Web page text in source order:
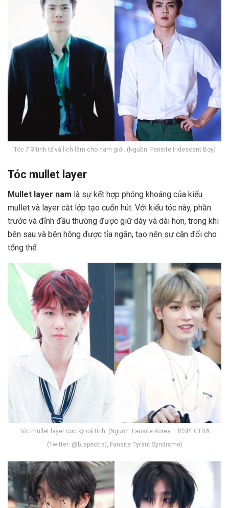
Tóc 7 3 tinh tế và lịch lãm cho nam giới. (Nguồn: Fansite Iridescent Boy)
Tóc mullet layer
Mullet layer nam là sự kết hợp phóng khoáng của kiểu
mullet và layer cắt lớp tạo cuốn hút. Với kiểu tóc này, phần
trước và đỉnh đầu thường được giữ dày và dài hơn, trong khi
bên sau và bên hông được tỉa ngắn, tạo nên sự cân đối cho
tổng thể.
Tóc mullet layer cực kỳ cá tính. (Nguồn: Fansite Korea – B’SPECTRA
(Twitter: @b_spectra), Fansite Tyrant Syndrome)